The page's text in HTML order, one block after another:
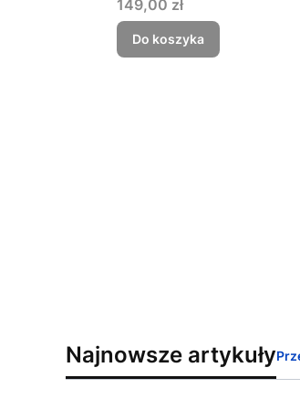
149,00 zł
Do koszyka
Najnowsze artykuły